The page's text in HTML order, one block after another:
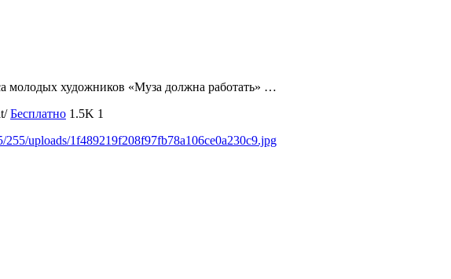
молодых художников «Муза должна работать» …
Бесплатно 1.5K 1
255/uploads/1f489219f208f97fb78a106ce0a230c9.jpg